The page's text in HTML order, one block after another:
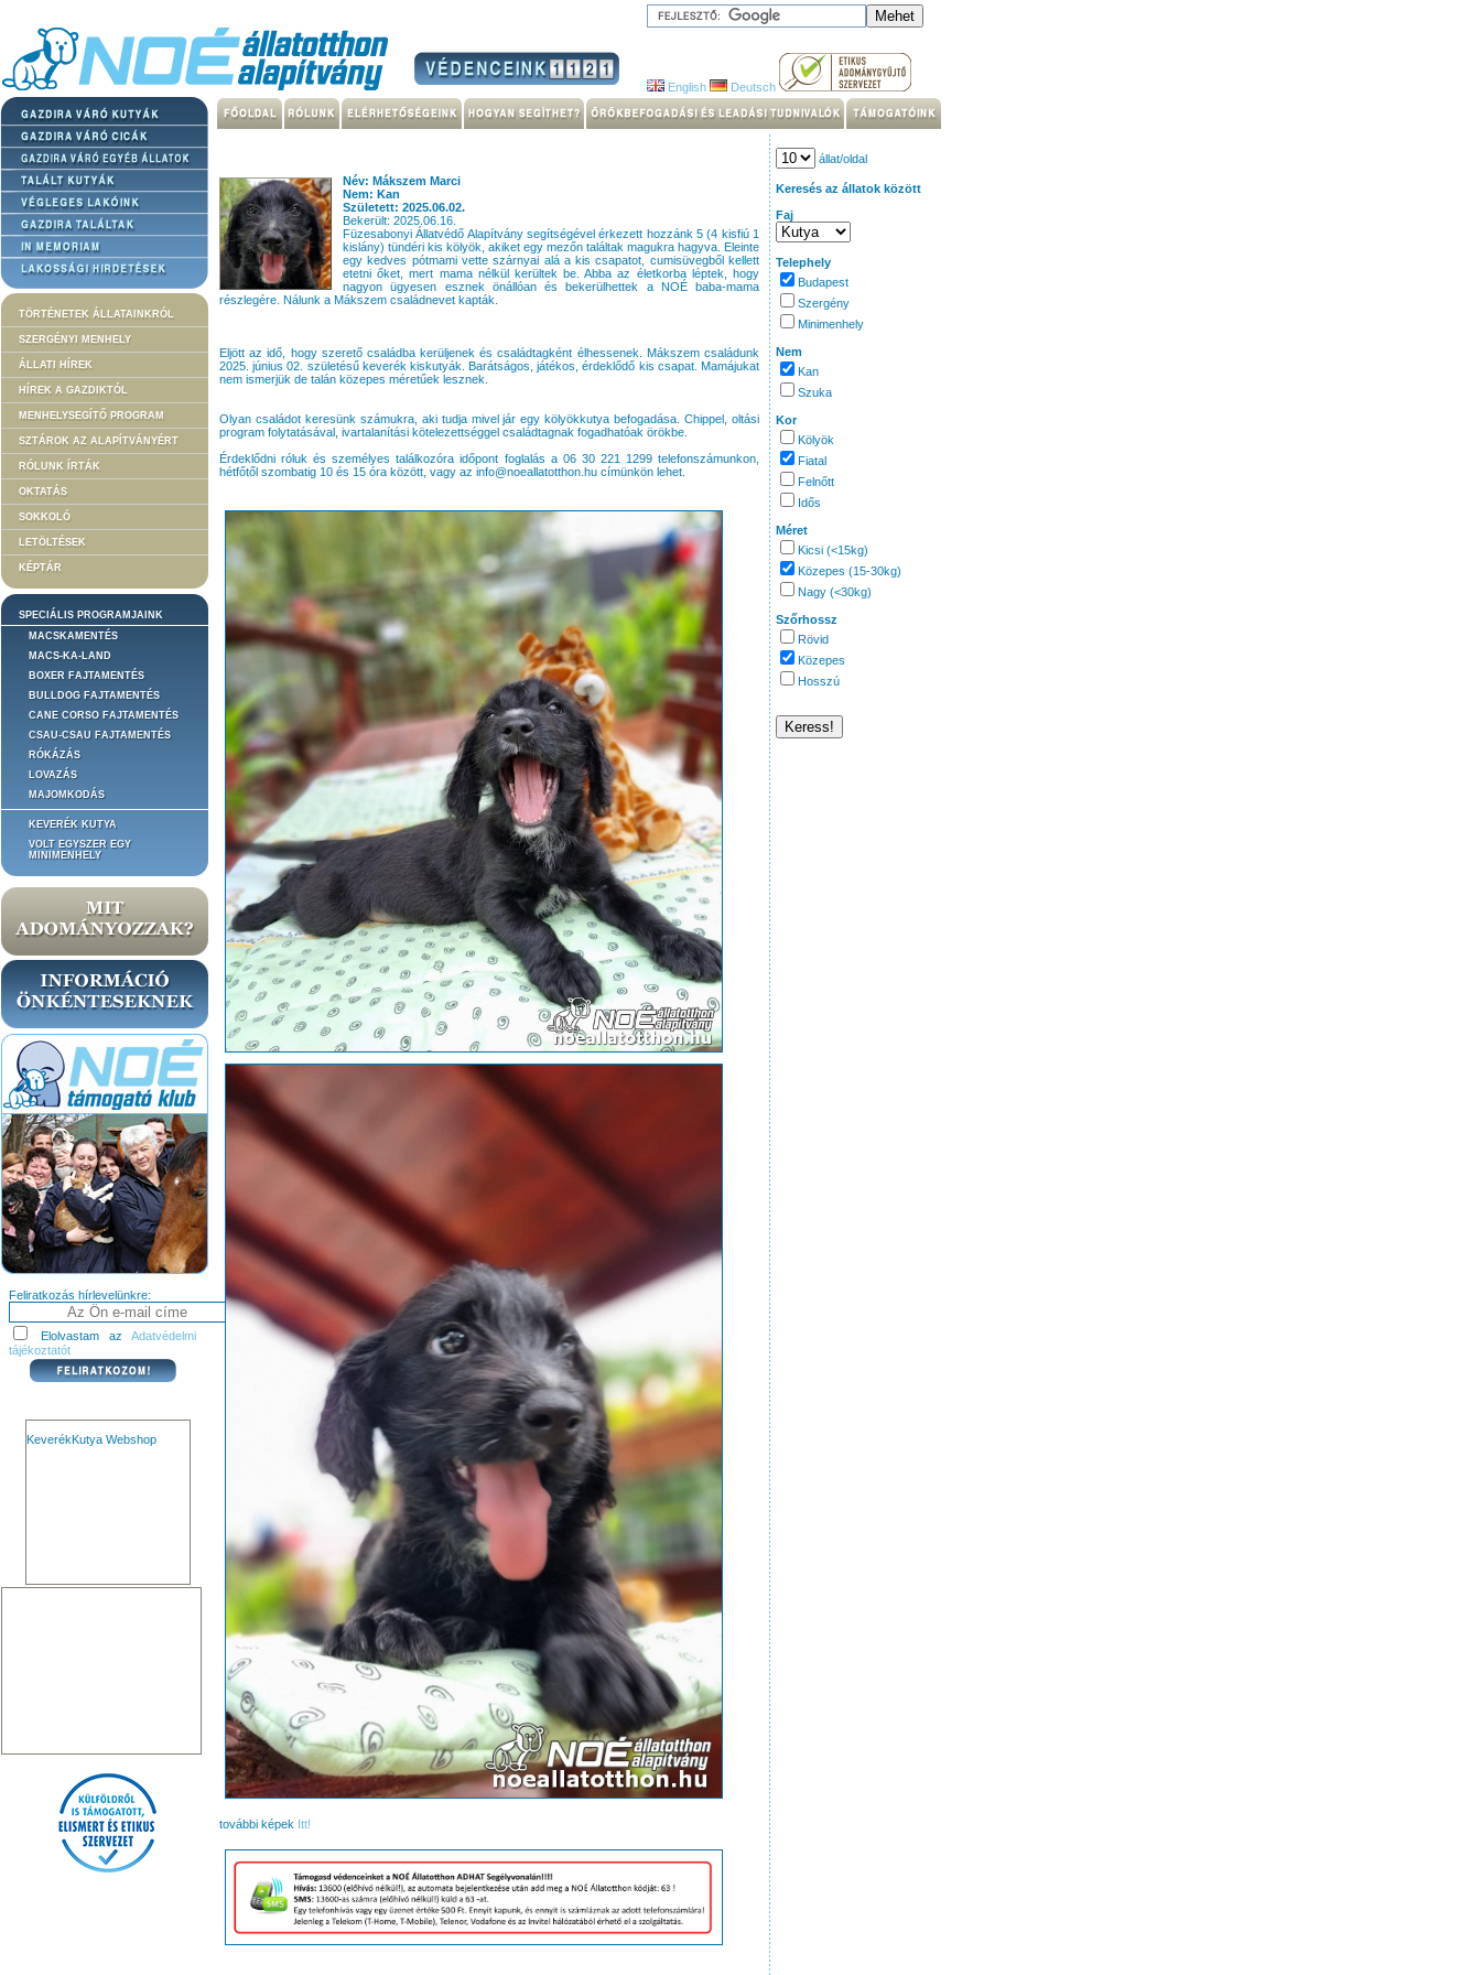
English Deutsch
TÖRTÉNETEK ÁLLATAINKRÓL
SZERGÉNYI MENHELY
ÁLLATI HÍREK
HÍREK A GAZDIKTÓL
MENHELYSEGÍTŐ PROGRAM
SZTÁROK AZ ALAPÍTVÁNYÉRT
RÓLUNK ÍRTÁK
OKTATÁS
SOKKOLÓ
LETÖLTÉSEK
KÉPTÁR
SPECIÁLIS PROGRAMJAINK
MACSKAMENTÉS
MACS-KA-LAND
BOXER FAJTAMENTÉS
BULLDOG FAJTAMENTÉS
CANE CORSO FAJTAMENTÉS
CSAU-CSAU FAJTAMENTÉS
RÓKÁZÁS
LOVAZÁS
MAJOMKODÁS
KEVERÉK KUTYA
VOLT EGYSZER EGY
MINIMENHELY
Feliratkozás hírlevelünkre:
Elolvastam az Adatvédelmi
tájékoztatót
KeverékKutya Webshop
Név: Mákszem Marci
Nem: Kan
Született: 2025.06.02.
Bekerült: 2025.06.16.
Füzesabonyi Állatvédő Alapítvány segítségével érkezett hozzánk 5 (4 kisfiú 1
kislány) tündéri kis kölyök, akiket egy mezőn találtak magukra hagyva. Eleinte
egy kedves pótmami vette szárnyai alá a kis csapatot, cumisüvegből kellett
etetni őket, mert mama nélkül kerültek be. Abba az életkorba léptek, hogy
nagyon ügyesen esznek önállóan és bekerülhettek a NOÉ baba-mama
részlegére. Nálunk a Mákszem családnevet kapták.
Eljött az idő, hogy szerető családba kerüljenek és családtagként élhessenek. Mákszem családunk
2025. június 02. születésű keverék kiskutyák. Barátságos, játékos, érdeklődő kis csapat. Mamájukat
nem ismerjük de talán közepes méretűek lesznek.
Olyan családot keresünk számukra, aki tudja mivel jár egy kölyökkutya befogadása. Chippel, oltási
program folytatásával, ivartalanítási kötelezettséggel családtagnak fogadhatóak örökbe.
Érdeklődni róluk és személyes találkozóra időpont foglalás a 06 30 221 1299 telefonszámunkon,
hétfőtől szombatig 10 és 15 óra között, vagy az info@noeallatotthon.hu címünkön lehet.
további képek Itt!
állat/oldal
Keresés az állatok között
Faj
Telephely
Budapest
Szergény
Minimenhely
Nem
Kan
Szuka
Kor
Kölyök
Fiatal
Felnőtt
Idős
Méret
Kicsi (<15kg)
Közepes (15-30kg)
Nagy (<30kg)
Szőrhossz
Rövid
Közepes
Hosszú